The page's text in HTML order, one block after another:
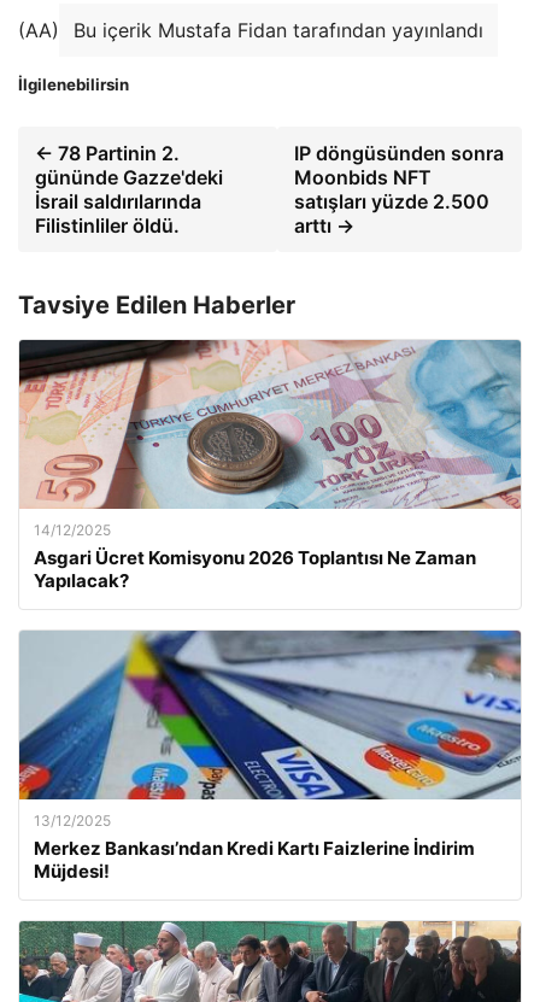
(AA) Bu içerik Mustafa Fidan tarafından yayınlandı
İlgilenebilirsin
← 78 Partinin 2.
gününde Gazze'deki
İsrail saldırılarında
Filistinliler öldü.
IP döngüsünden sonra
Moonbids NFT
satışları yüzde 2.500
arttı →
Tavsiye Edilen Haberler
14/12/2025
Asgari Ücret Komisyonu 2026 Toplantısı Ne Zaman
Yapılacak?
13/12/2025
Merkez Bankası’ndan Kredi Kartı Faizlerine İndirim
Müjdesi!